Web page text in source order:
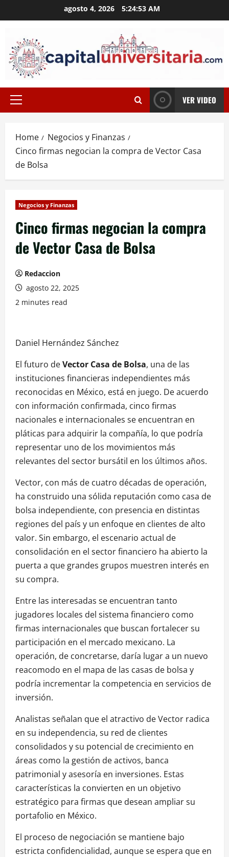
to
agosto 4, 2026 5:24:53 AM
Primary
VER VIDEO
Home
Negocios y Finanzas
Cinco firmas negocian la compra de Vector Casa
de Bolsa
Negocios y Finanzas
Cinco firmas negocian la compra
de Vector Casa de Bolsa
Redaccion
agosto 22, 2025
2 minutes read
Daniel Hernández Sánchez
El futuro deVector Casa de Bolsa, una de las
instituciones financieras independientes más
reconocidas en México, está en juego. De acuerdo
con información confirmada, cinco firmas
nacionales e internacionales se encuentran en
pláticas para adquirir la compañía, lo que podría
representar uno de los movimientos más
relevantes del sector bursátil en los últimos años.
Vector, con más de cuatro décadas de operación,
ha construido una sólida reputación como casa de
bolsa independiente, con presencia en distintas
regiones del país y un enfoque en clientes de alto
valor. Sin embargo, el escenario actual de
consolidación en el sector financiero ha abierto la
puerta a que grandes grupos muestren interés en
su compra.
Entre las interesadas se encuentran tanto
jugadores locales del sistema financiero como
firmas internacionales que buscan fortalecer su
participación en el mercado mexicano. La
operación, de concretarse, daría lugar a un nuevo
reacomodo en el mapa de las casas de bolsa y
podría incrementar la competencia en servicios de
inversión.
Analistas señalan que el atractivo de Vector radica
en su independencia, su red de clientes
consolidados y su potencial de crecimiento en
áreas como la gestión de activos, banca
patrimonial y asesoría en inversiones. Estas
características la convierten en un objetivo
estratégico para firmas que desean ampliar su
portafolio en México.
El proceso de negociación se mantiene bajo
estricta confidencialidad, aunque se espera que en